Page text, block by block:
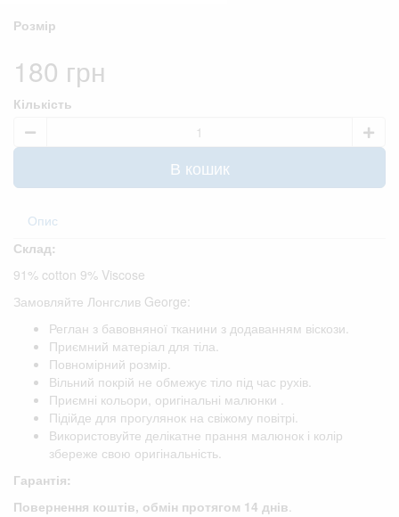
Розмір
180 грн
Кількість
В кошик
Опис
Склад:
91% cotton 9% Viscose
Замовляйте Лонгслив George:
Реглан з бавовняної тканини з додаванням віскози.
Приємний матеріал для тіла.
Повномірний розмір.
Вільний покрій не обмежує тіло під час рухів.
Приємні кольори, оригінальні малюнки .
Підійде для прогулянок на свіжому повітрі.
Використовуйте делікатне прання малюнок і колір
збереже свою оригінальність.
Гарантія:
Повернення коштів, обмін протягом 14 днів